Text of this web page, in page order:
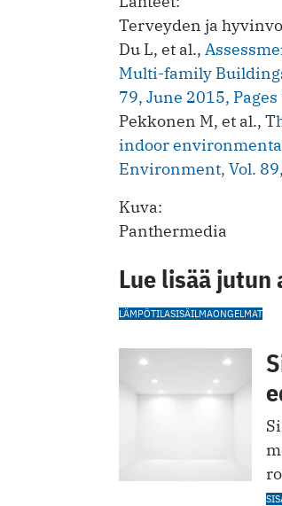
Terveyden ja
Du L, et al.,
Multi-family
79, June 2015,
Pekkonen M, et al., T
indoor
Environment, Vol.
Kuva:
Panthermedia
Lue lisää jutun
LÄMPÖTILASISÄILMAONGELMAT